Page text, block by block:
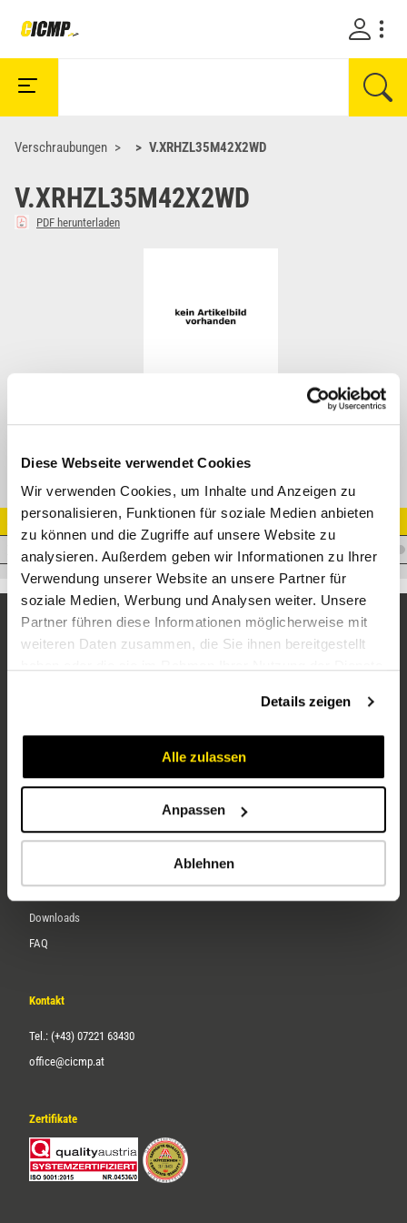
Diese Webseite verwendet Cookies
Wir verwenden Cookies, um Inhalte und Anzeigen zu
personalisieren, Funktionen für soziale Medien anbieten
zu können und die Zugriffe auf unsere Website zu
analysieren. Außerdem geben wir Informationen zu Ihrer
Verwendung unserer Website an unsere Partner für
soziale Medien, Werbung und Analysen weiter. Unsere
Partner führen diese Informationen möglicherweise mit
weiteren Daten zusammen, die Sie ihnen bereitgestellt
Details zeigen
Alle zulassen
Anpassen
Ablehnen
Verschraubungen V.XRHZL35M42X2WD
V.XRHZL35M42X2WD
PDF herunterladen
Artikel Nr.
V.XRHZL35M42X2WD
Service
Downloads
FAQ
Kontakt
Tel.: (+43) 07221 63430
office@cicmp.at
Zertifikate